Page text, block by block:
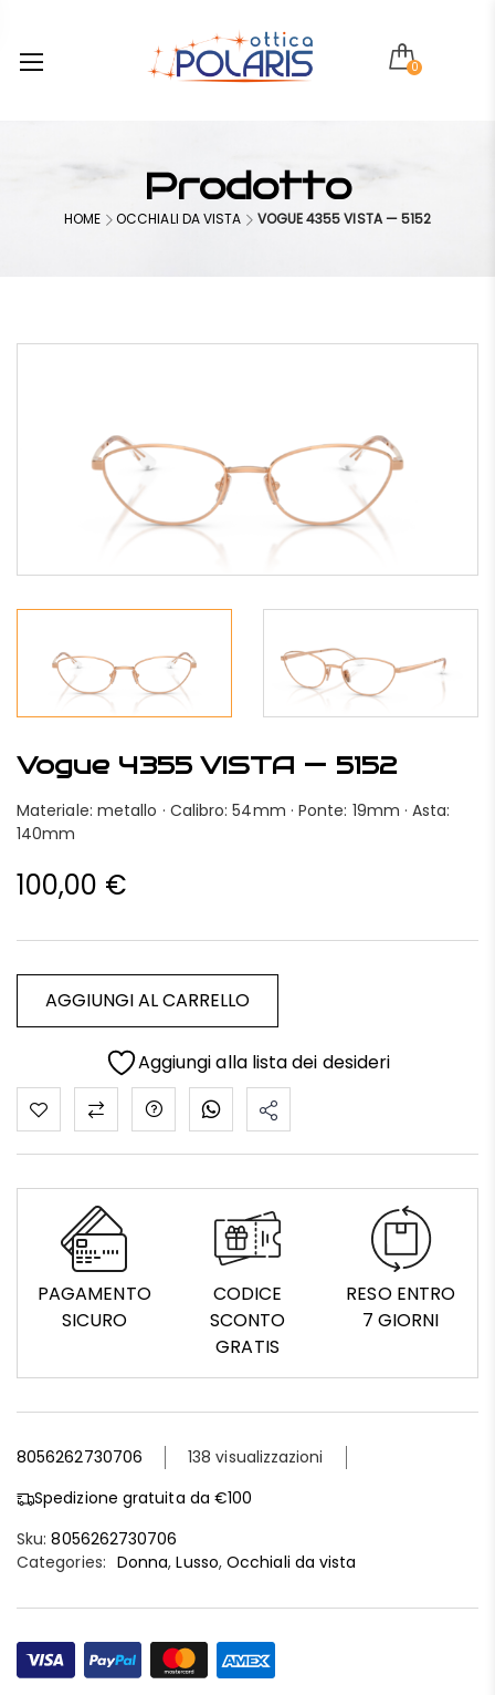
0
Prodotto
HOME OCCHIALI DA VISTA VOGUE 4355 VISTA — 5152
Vogue 4355 VISTA — 5152
Materiale: metallo · Calibro: 54mm · Ponte: 19mm · Asta:
140mm
100,00 €
AGGIUNGI AL CARRELLO
Aggiungi alla lista dei desideri
PAGAMENTO
SICURO
CODICE
SCONTO
GRATIS
RESO ENTRO
7 GIORNI
8056262730706
138 visualizzazioni
Spedizione gratuita da €100
Sku: 8056262730706
Categories: Donna,Lusso,Occhiali da vista